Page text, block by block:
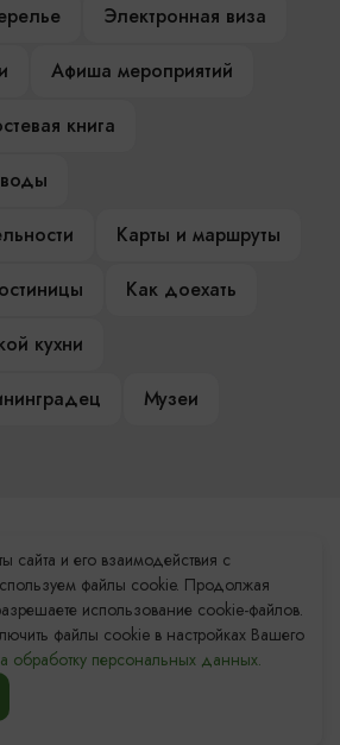
Электронная виза
Афиша мероприятий
книга
Карты и маршруты
Как доехать
кухни
Музеи
центра
200
39
сайта и его взаимодействия с
файлы cookie. Продолжая
использование cookie-файлов.
файлы cookie в настройках Вашего
обработку персональных данных.